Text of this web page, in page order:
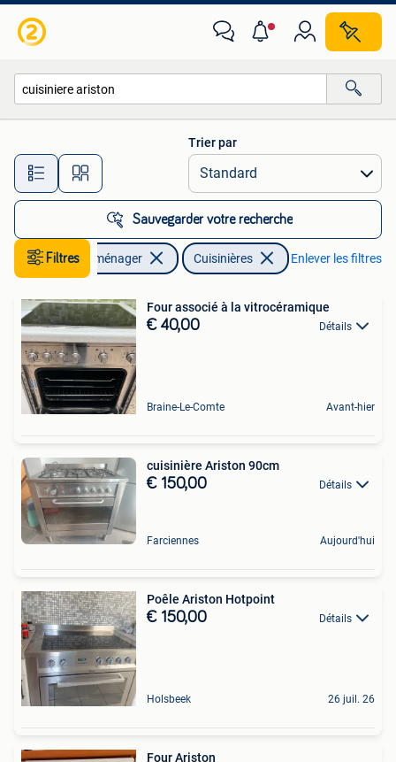
Toutes les distances…
Trier par
Sauvegarder votre recherche
Filtres
Electroménager Cuisinières Enlever les filtres
Four associé à la vitrocéramique
€ 40,00 Détails
Braine-Le-Comte Avant-hier
cuisinière Ariston 90cm
€ 150,00 Détails
Farciennes Aujourd'hui
Poêle Ariston Hotpoint
€ 150,00 Détails
Holsbeek 26 juil. 26
Four Ariston